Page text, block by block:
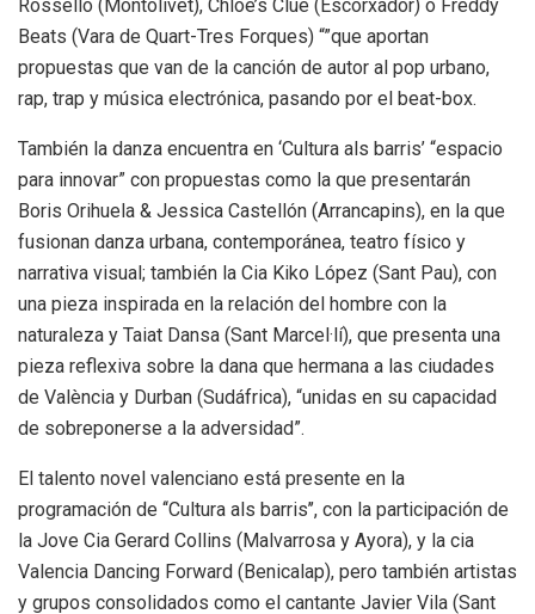
Rosselló (Montolivet), Chloe’s Clue (Escorxador) o Freddy
Beats (Vara de Quart-Tres Forques) “”que aportan
propuestas que van de la canción de autor al pop urbano,
rap, trap y música electrónica, pasando por el beat-box.
También la danza encuentra en ‘Cultura als barris’ “espacio
para innovar” con propuestas como la que presentarán
Boris Orihuela & Jessica Castellón (Arrancapins), en la que
fusionan danza urbana, contemporánea, teatro físico y
narrativa visual; también la Cia Kiko López (Sant Pau), con
una pieza inspirada en la relación del hombre con la
naturaleza y Taiat Dansa (Sant Marcel·lí), que presenta una
pieza reflexiva sobre la dana que hermana a las ciudades
de València y Durban (Sudáfrica), “unidas en su capacidad
de sobreponerse a la adversidad”.
El talento novel valenciano está presente en la
programación de ‘‘Cultura als barris’’, con la participación de
la Jove Cia Gerard Collins (Malvarrosa y Ayora), y la cia
Valencia Dancing Forward (Benicalap), pero también artistas
y grupos consolidados como el cantante Javier Vila (Sant